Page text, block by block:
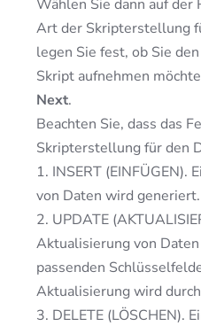
Wählen Sie dann auf der
Art der Skripterstellung
legen Sie fest, ob Sie
Skript aufnehmen
Next.
Beachten Sie, dass das
Skripterstellung für den
1. INSERT (EINFÜGEN).
von Daten wird generiert.
2. UPDATE
Aktualisierung von
passenden
Aktualisierung wird
3. DELETE (LÖSCHEN).